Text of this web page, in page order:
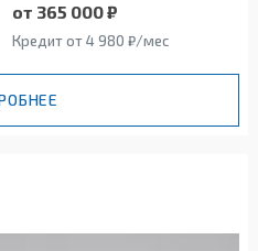
от 365 000 ₽
Кредит от 4 980 ₽/мес